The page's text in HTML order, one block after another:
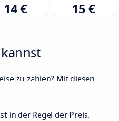
14 € 15 €
zu zahlen? Mit diesen
in der Regel der Preis.